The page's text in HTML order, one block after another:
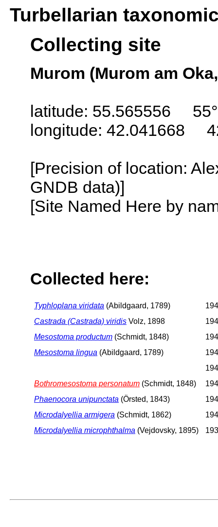
Turbellarian
Collecting site
Murom (Murom am
latitude: 55.565556
longitude: 42.041668
[Precision of location:
GNDB data)]
[Site Named Here by
Collected here:
Typhloplana viridata (Abildgaard, 1789)
Castrada (Castrada) viridis Volz, 1898
Mesostoma productum (Schmidt, 1848)
Mesostoma lingua (Abildgaard, 1789)
Bothromesostoma personatum (Schmidt, 1848)
Phaenocora unipunctata (Örsted, 1843)
Microdalyellia armigera (Schmidt, 1862)
Microdalyellia microphthalma (Vejdovsky, 1895)